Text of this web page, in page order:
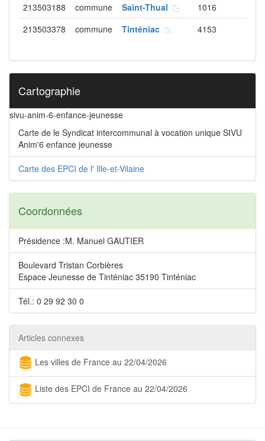
213503188 commune Saint-Thual
1016
213503378
commune Tinténiac 4153
Cartographie
sivu-anim-6-enfance-jeunesse
Carte de le Syndicat intercommunal à vocation unique SIVU
Anim'6 enfance jeunesse
Carte des EPCI de l' Ille-et-Vilaine
Coordonnées
Présidence :M. Manuel GAUTIER
Boulevard Tristan Corbières
Espace Jeunesse de Tinténiac 35190 Tinténiac
Tél.: 0 29 92 30 0
Articles connexes
Les villes de France au 22/04/2026
Liste des EPCI de France au 22/04/2026